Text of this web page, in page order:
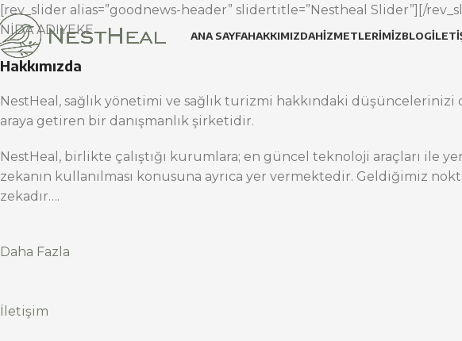
ANA SAYFAHAKKIMIZDAHIZMETLERIMIZBLOG
[rev_slider alias=”goodnews-header” slidertitle=”Nestheal Slider”][/
NİDA ADIYEKE
Hakkımızda
NestHeal, sağlık yönetimi ve sağlık turizmi hakkındaki
araya getiren bir danışmanlık şirketidir.
NestHeal, birlikte çalıştığı kurumlara; en güncel teknoloji araçları ile
zekanın kullanılması konusuna ayrıca yer vermektedir. Geldiğimiz
zekadır….
Daha Fazla
İletişim